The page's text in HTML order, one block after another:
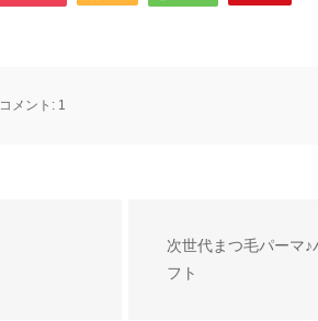
コメント: 1
次世代まつ毛パーマ
フト